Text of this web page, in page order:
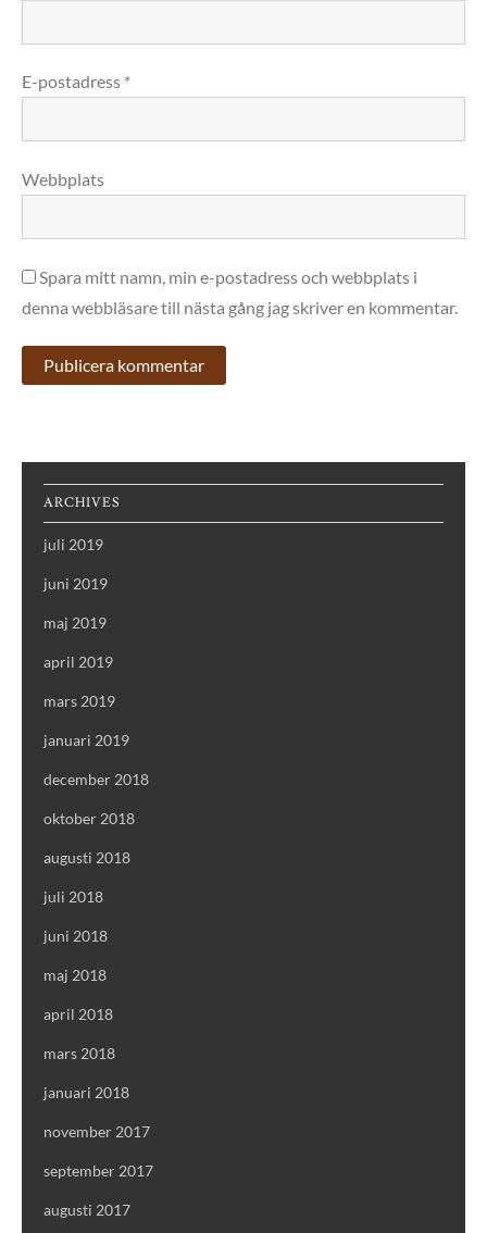
E-postadress *
Webbplats
Spara mitt namn, min e-postadress och webbplats i
denna webbläsare till nästa gång jag skriver en kommentar.
ARCHIVES
juli 2019
juni 2019
maj 2019
april 2019
mars 2019
januari 2019
december 2018
oktober 2018
augusti 2018
juli 2018
juni 2018
maj 2018
april 2018
mars 2018
januari 2018
november 2017
september 2017
augusti 2017